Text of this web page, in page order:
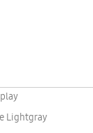
Lightgray